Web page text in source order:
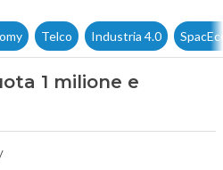
Telco Industria 4.0
1 milione e